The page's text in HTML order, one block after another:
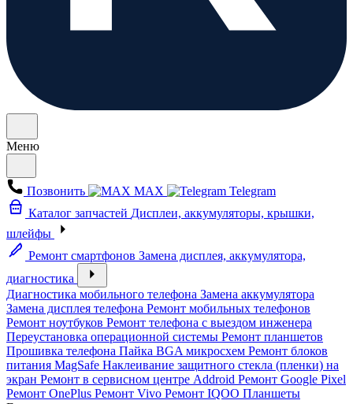
Меню
Позвонить MAX
Telegram
Каталог запчастей Дисплеи, аккумуляторы, крышки,
шлейфы
Ремонт смартфонов Замена дисплея, аккумулятора,
диагностика
Диагностика мобильного телефона Замена аккумулятора
Замена дисплея телефона Ремонт мобильных телефонов
Ремонт ноутбуков Ремонт телефона с выездом инженера
Переустановка операционной системы Ремонт планшетов
Прошивка телефона Пайка BGA микросхем Ремонт блоков
питания MagSafe Наклеивание защитного стекла (пленки) на
экран Ремонт в сервисном центре Addroid Ремонт Google Pixel
Ремонт OnePlus Ремонт Vivo Ремонт IQOO Планшеты